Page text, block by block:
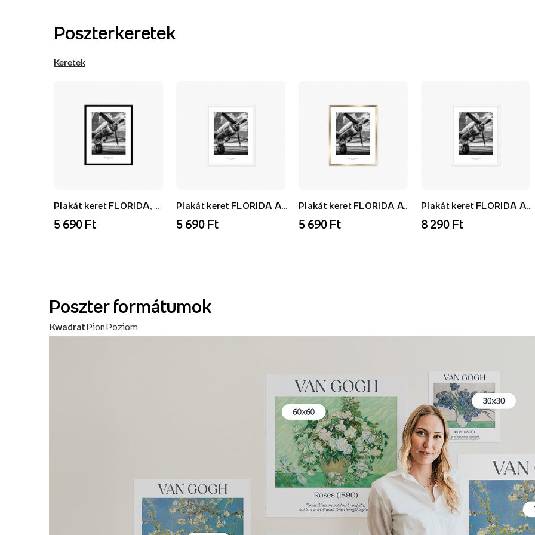
Poszterkeretek
Keretek
Plakát keret FLORIDA, AK, fekete, 21x30 cm
5 690 Ft
Plakát keret FLORIDA AF, fehér, 21x30 cm
5 690 Ft
Plakát keret FLORIDA AU, arany, 21x30 cm
5 690 Ft
Plakát keret FLORIDA AF, fehér, 40x50 cm
8 290 Ft
Poszter formátumok
KwadratPionPoziom